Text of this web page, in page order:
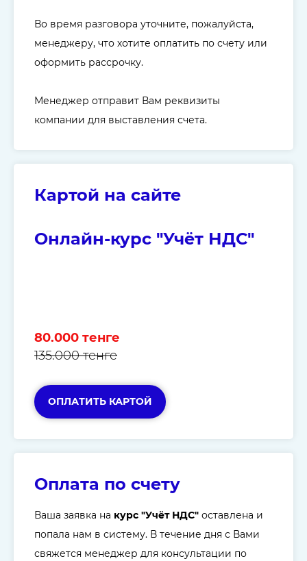
Во время разговора уточните, пожалуйста,
менеджеру, что хотите оплатить по счету или
оформить рассрочку.
Менеджер отправит Вам реквизиты
компании для выставления счета.
Картой на сайте
Онлайн-курс "Учёт НДС"
80.000 тенге
135.000 тенге
ОПЛАТИТЬ КАРТОЙ
Оплата по счету
Ваша заявка на курс "Учёт НДС" оставлена и
попала нам в систему. В течение дня с Вами
свяжется менеджер для консультации по